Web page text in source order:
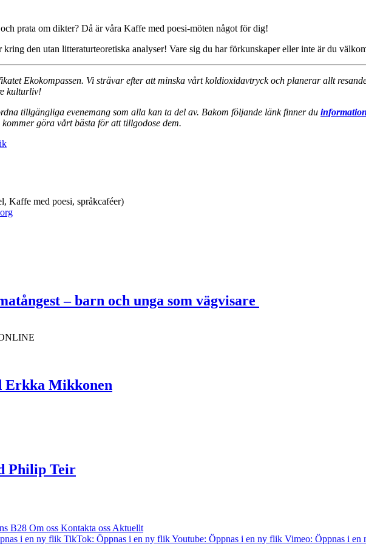
prata om dikter? Då är våra Kaffe med poesi-möten något för dig!
den utan litteraturteoretiska analyser! Vare sig du har förkunskaper eller inte är du
Ekokompassen. Vi strävar efter att minska vårt koldioxidavtryck och planerar allt
kulturliv!
tillgängliga evenemang som alla kan ta del av. Bakom följande länk finner du
göra vårt bästa för att tillgodose dem.
Kaffe med poesi, språkcaféer)
– barn och unga som vägvisare
Erkka Mikkonen
Philip Teir
B28 Om oss Kontakta oss Aktuellt
i en ny flik TikTok: Öppnas i en ny flikYoutube: Öppnas i en ny flik Vimeo: Öppnas i en